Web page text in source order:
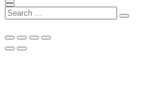
Scroll
to
Close
Search
for:
Search